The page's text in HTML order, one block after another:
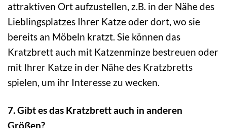
attraktiven Ort aufzustellen, z.B. in der Nähe des
Lieblingsplatzes Ihrer Katze oder dort, wo sie
bereits an Möbeln kratzt. Sie können das
Kratzbrett auch mit Katzenminze bestreuen oder
mit Ihrer Katze in der Nähe des Kratzbretts
spielen, um ihr Interesse zu wecken.
7. Gibt es das Kratzbrett auch in anderen
Größen?